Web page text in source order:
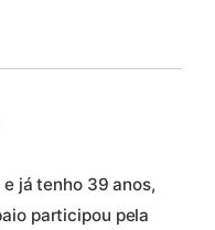
já tenho 39 anos,
participou pela